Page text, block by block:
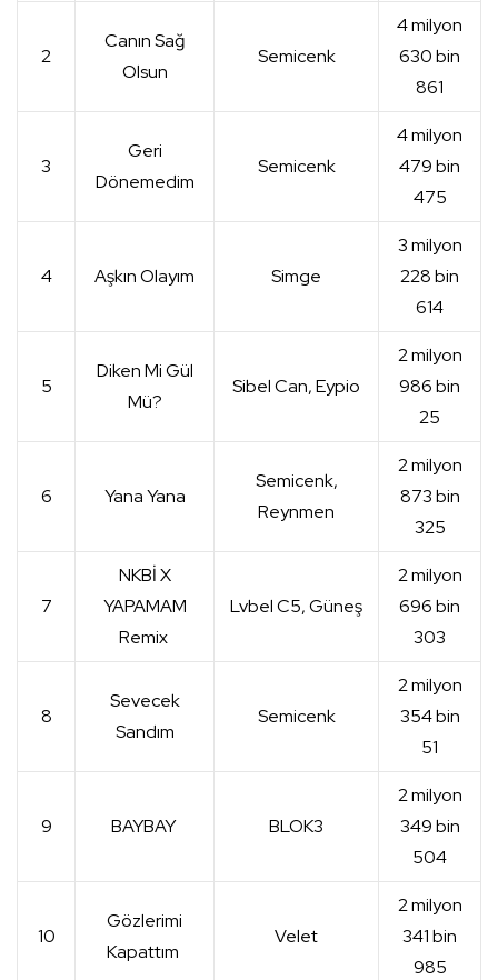
2
Canın Sağ
Olsun
Semicenk
4 milyon
630 bin
861
3
Geri
Dönemedim
Semicenk
4 milyon
479 bin
475
4 Aşkın Olayım Simge
3 milyon
228 bin
614
5
Diken Mi Gül
Mü?
Sibel Can, Eypio
2 milyon
986 bin
25
6 Yana Yana
Semicenk,
Reynmen
2 milyon
873 bin
325
7
NKBİ X
YAPAMAM
Remix
Lvbel C5, Güneş
2 milyon
696 bin
303
8
Sevecek
Sandım
Semicenk
2 milyon
354 bin
51
9 BAYBAY BLOK3
2 milyon
349 bin
504
10
Gözlerimi
Kapattım
Velet
2 milyon
341 bin
985